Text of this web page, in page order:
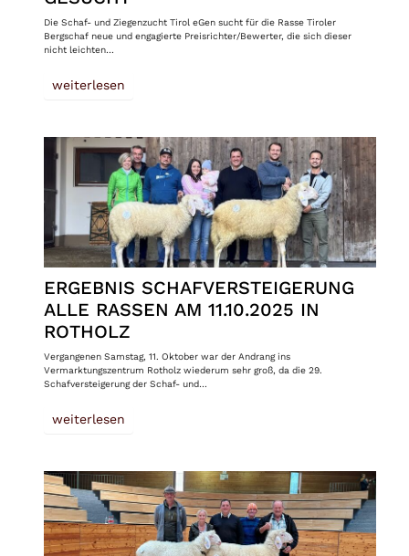
Die Schaf- und Ziegenzucht Tirol eGen sucht für die Rasse Tiroler
Bergschaf neue und engagierte Preisrichter/Bewerter, die sich dieser
nicht leichten…
weiterlesen
ERGEBNIS SCHAFVERSTEIGERUNG
ALLE RASSEN AM 11.10.2025 IN
ROTHOLZ
Vergangenen Samstag, 11. Oktober war der Andrang ins
Vermarktungszentrum Rotholz wiederum sehr groß, da die 29.
Schafversteigerung der Schaf- und…
weiterlesen